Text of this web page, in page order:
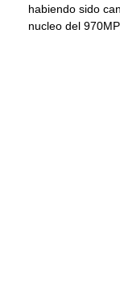
habiendo sido
nucleo del